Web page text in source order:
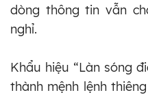
dòng thông tin vẫn
nghỉ.
Khẩu hiệu “Làn sóng
thành mệnh lệnh